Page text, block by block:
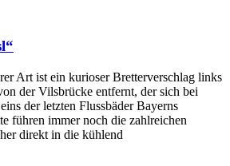
Art ist ein kurioser Bretterverschlag links
der Vilsbrücke entfernt, der sich bei
der letzten Flussbäder Bayerns
führen immer noch die zahlreichen
direkt in die kühlend